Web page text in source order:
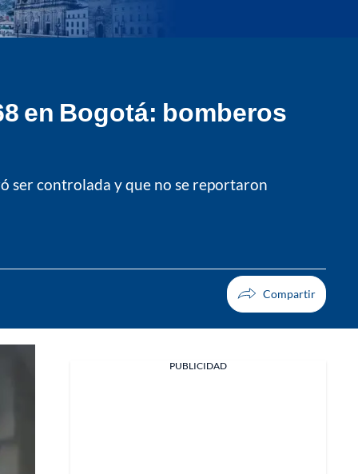
en Bogotá: bomberos
ser controlada y que no se reportaron
PUBLICIDAD